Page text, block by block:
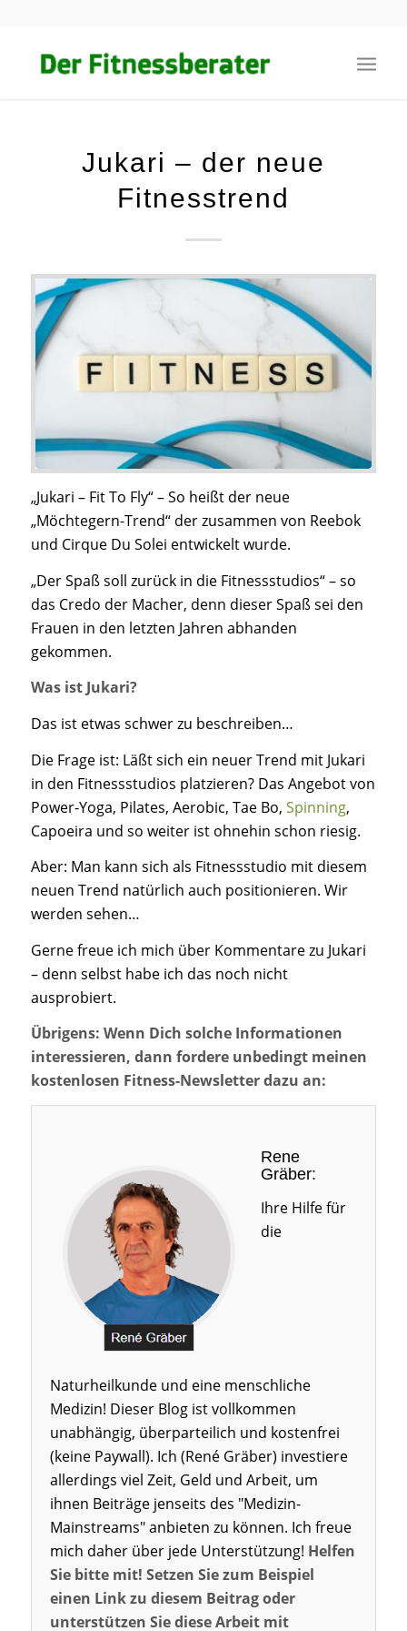
Jukari – der neue
Fitnesstrend
„Jukari – Fit To Fly“ – So heißt der neue
„Möchtegern-Trend“ der zusammen von Reebok
und Cirque Du Solei entwickelt wurde.
„Der Spaß soll zurück in die Fitnessstudios“ – so
das Credo der Macher, denn dieser Spaß sei den
Frauen in den letzten Jahren abhanden
gekommen.
Was ist Jukari?
Das ist etwas schwer zu beschreiben…
Die Frage ist: Läßt sich ein neuer Trend mit Jukari
in den Fitnessstudios platzieren? Das Angebot von
Power-Yoga, Pilates, Aerobic, Tae Bo, Spinning,
Capoeira und so weiter ist ohnehin schon riesig.
Aber: Man kann sich als Fitnessstudio mit diesem
neuen Trend natürlich auch positionieren. Wir
werden sehen…
Gerne freue ich mich über Kommentare zu Jukari
– denn selbst habe ich das noch nicht
ausprobiert.
Übrigens: Wenn Dich solche Informationen
interessieren, dann fordere unbedingt meinen
kostenlosen Fitness-Newsletter dazu an:
Rene
Gräber:
Ihre Hilfe für
die
Naturheilkunde und eine menschliche
Medizin! Dieser Blog ist vollkommen
unabhängig, überparteilich und kostenfrei
(keine Paywall). Ich (René Gräber) investiere
allerdings viel Zeit, Geld und Arbeit, um
ihnen Beiträge jenseits des "Medizin-
Mainstreams" anbieten zu können. Ich freue
mich daher über jede Unterstützung! Helfen
Sie bitte mit! Setzen Sie zum Beispiel
einen Link zu diesem Beitrag oder
unterstützen Sie diese Arbeit mit